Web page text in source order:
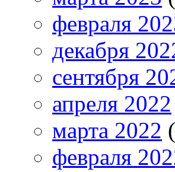
февраля
декабря
сентября
апреля 2022
марта 2022
февраля